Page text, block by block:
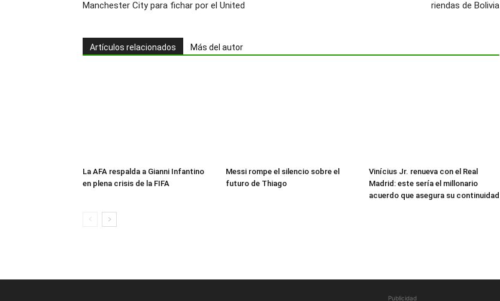
Manchester City para fichar por el United
riendas de Bolivia
Artículos relacionados Más del autor
La AFA respalda a Gianni Infantino
en plena crisis de la FIFA
Messi rompe el silencio sobre el
futuro de Thiago
Vinícius Jr. renueva con el Real
Madrid: este sería el millonario
acuerdo que asegura su continuidad
Publicidad